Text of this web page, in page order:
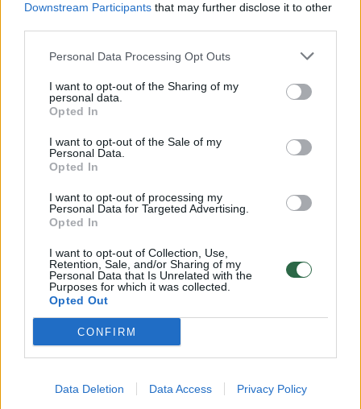
Downstream Participants that may further disclose it to other
Personal Data Processing Opt Outs
I want to opt-out of the Sharing of my
personal data.
Opted In
I want to opt-out of the Sale of my
Personal Data.
Opted In
I want to opt-out of processing my
Personal Data for Targeted Advertising.
Opted In
I want to opt-out of Collection, Use,
Retention, Sale, and/or Sharing of my
Personal Data that Is Unrelated with the
Purposes for which it was collected.
Opted Out
CONFIRM
Data Deletion Data Access Privacy Policy
Pirmiausia į laistytuvą su vandeniu įpilama
mišinys gerai išmaišomas.
Tuomet darže reikia surasti kurklių urvelius.
Juos galima atpažinti iš dirvos paviršiuje
matomų gana gilių skylučių. Į jas ir pilamas
paruoštas vandens bei aliejaus mišinys.
„Šis metodas efektyvus tuo, kad aliejus
padengia kurklio kūnelį, todėl kenkėjas
pradeda dusti ir būna priverstas išlįsti į